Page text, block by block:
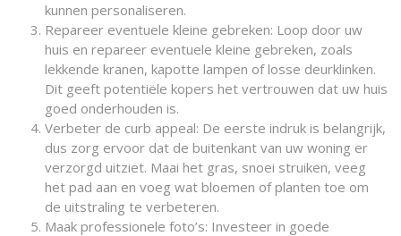
kunnen personaliseren.
Repareer eventuele kleine gebreken: Loop door uw
huis en repareer eventuele kleine gebreken, zoals
lekkende kranen, kapotte lampen of losse deurklinken.
Dit geeft potentiële kopers het vertrouwen dat uw huis
goed onderhouden is.
Verbeter de curb appeal: De eerste indruk is belangrijk,
dus zorg ervoor dat de buitenkant van uw woning er
verzorgd uitziet. Maai het gras, snoei struiken, veeg
het pad aan en voeg wat bloemen of planten toe om
de uitstraling te verbeteren.
Maak professionele foto’s: Investeer in goede